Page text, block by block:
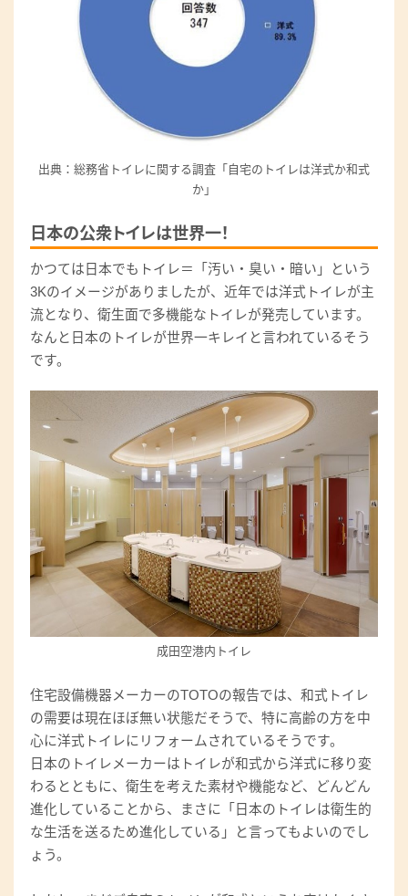
出典：総務省トイレに関する調査「自宅のトイレは洋式か和式
か」
日本の公衆トイレは世界一！
かつては日本でもトイレ＝「汚い・臭い・暗い」という
3Kのイメージがありましたが、近年では洋式トイレが主
流となり、衛生面で多機能なトイレが発売しています。
なんと日本のトイレが世界一キレイと言われているそう
です。
成田空港内トイレ
住宅設備機器メーカーのTOTOの報告では、和式トイレ
の需要は現在ほぼ無い状態だそうで、特に高齢の方を中
心に洋式トイレにリフォームされているそうです。
日本のトイレメーカーはトイレが和式から洋式に移り変
わるとともに、衛生を考えた素材や機能など、どんどん
進化していることから、まさに「日本のトイレは衛生的
な生活を送るため進化している」と言ってもよいのでし
ょう。